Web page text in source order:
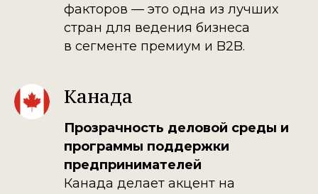
факторов — это одна из лучших
стран для ведения бизнеса
в сегменте премиум и B2B.
Канада
Прозрачность деловой среды и
программы поддержки
предпринимателей
Канада делает акцент на